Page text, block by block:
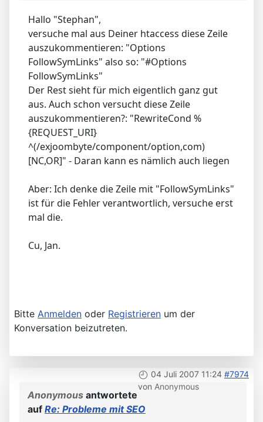
Hallo "Stephan",
versuche mal aus Deiner htaccess diese Zeile
auszukommentieren: "Options
FollowSymLinks" also so: "#Options
FollowSymLinks"
Der Rest sieht für mich eigentlich ganz gut
aus. Auch schon versucht diese Zeile
auszukommentieren?: "RewriteCond %
{REQUEST_URI}
^(/exjoombyte/component/option,com)
[NC,OR]" - Daran kann es nämlich auch liegen
Aber: Ich denke die Zeile mit "FollowSymLinks"
ist für die Fehler verantwortlich, versuche erst
mal die.
Cu, Jan.
Bitte Anmelden oder Registrieren um der
Konversation beizutreten.
04 Juli 2007 11:24 #7974
von Anonymous
Anonymous antwortete
auf Re: Probleme mit SEO